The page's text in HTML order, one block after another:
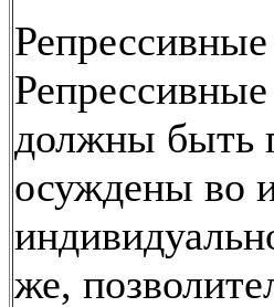
Репрессивные
должны быть
осуждены во
же,